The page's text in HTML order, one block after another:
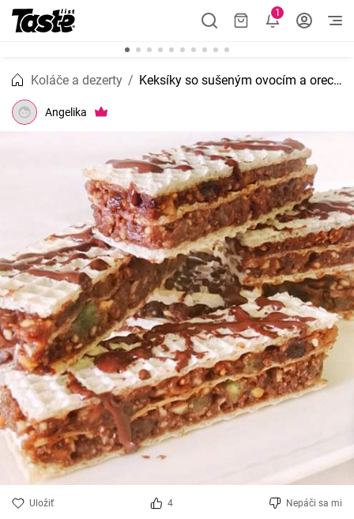
1
Koláče a dezerty Keksíky so sušeným ovocím a orechmi
Angelika
Uložiť 4 Nepáči sa mi